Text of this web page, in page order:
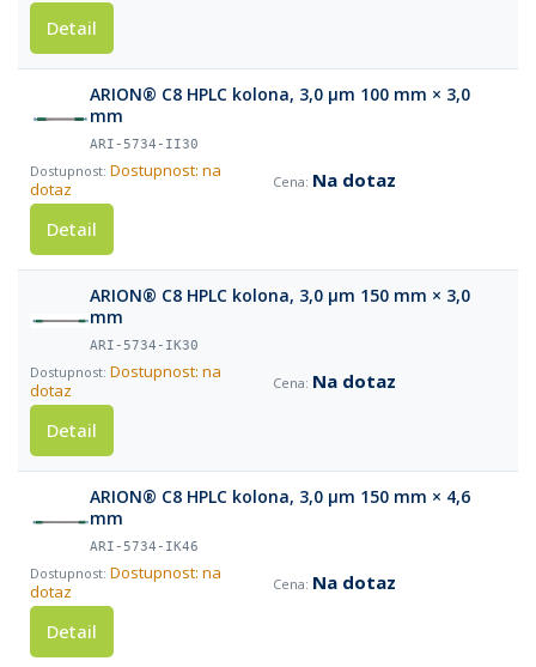
Detail
ARION® C8 HPLC kolona, 3,0 µm 100 mm × 3,0
mm
ARI-5734-II30
Dostupnost: na
dotaz
Na dotaz
Detail
ARION® C8 HPLC kolona, 3,0 µm 150 mm × 3,0
mm
ARI-5734-IK30
Dostupnost: na
dotaz
Na dotaz
Detail
ARION® C8 HPLC kolona, 3,0 µm 150 mm × 4,6
mm
ARI-5734-IK46
Dostupnost: na
dotaz
Na dotaz
Detail